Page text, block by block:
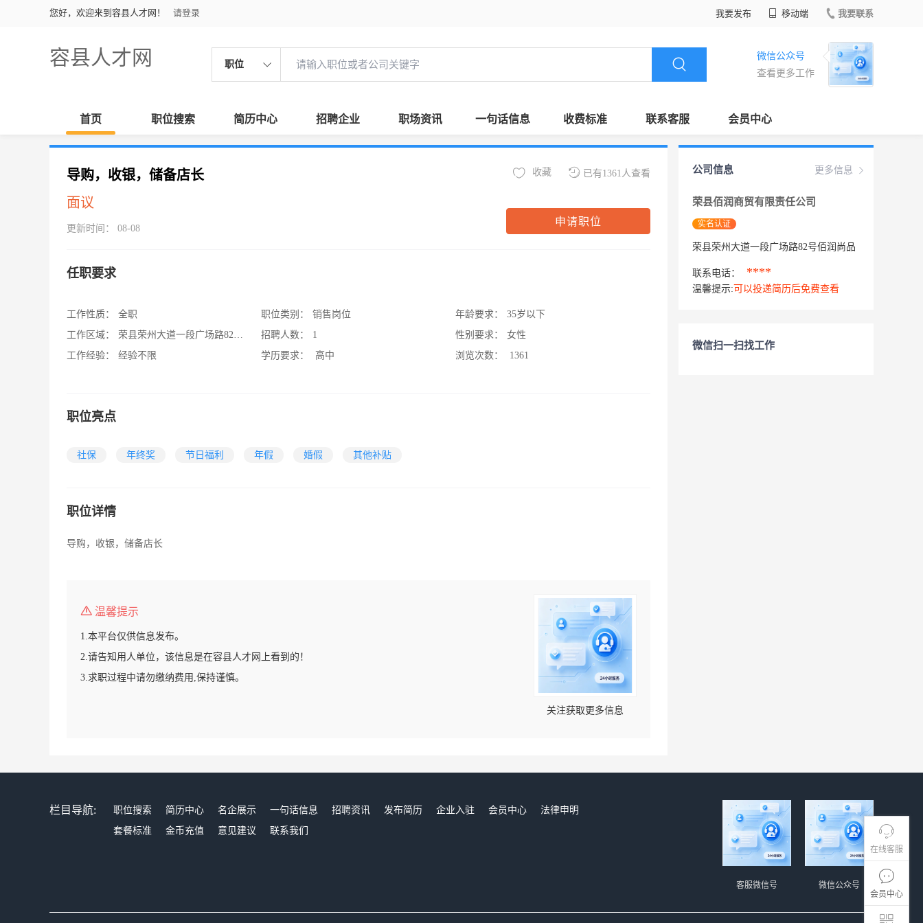
您好，欢迎来到容县人才网！ 请登录 我要发布 移动端 我要联系
容县人才网 职位
微信公众号
查看更多工作
首页 职位搜索 简历中心 招聘企业 职场资讯 一句话信息 收费标准 联系客服 会员中心
在线客服
会员中心
导购，收银，储备店长
面议
更新时间： 08-08
已有1361人查看
收藏
申请职位
任职要求
工作性质：
全职
工作区域：
荣县荣州大道一段广场路82号佰润尚品
工作经验：
经验不限
职位类别：
销售岗位
招聘人数：
1
学历要求：
高中
年龄要求：
35岁以下
性别要求：
女性
浏览次数：
1361
职位亮点
社保 年终奖 节日福利 年假 婚假 其他补贴
职位详情
导购，收银，储备店长
温馨提示
1.本平台仅供信息发布。
2.请告知用人单位，该信息是在容县人才网上看到的！
3.求职过程中请勿缴纳费用,保持谨慎。
关注获取更多信息
更多信息
公司信息
荣县佰润商贸有限责任公司
实名认证
荣县荣州大道一段广场路82号佰润尚品
联系电话： ****
温馨提示: 可以投递简历后免费查看
微信扫一扫找工作
栏目导航: 职位搜索 简历中心 名企展示 一句话信息 招聘资讯 发布简历 企业入驻 会员中心
法律申明
套餐标准
金币充值 意见建议 联系我们
微信公众号
客服微信号